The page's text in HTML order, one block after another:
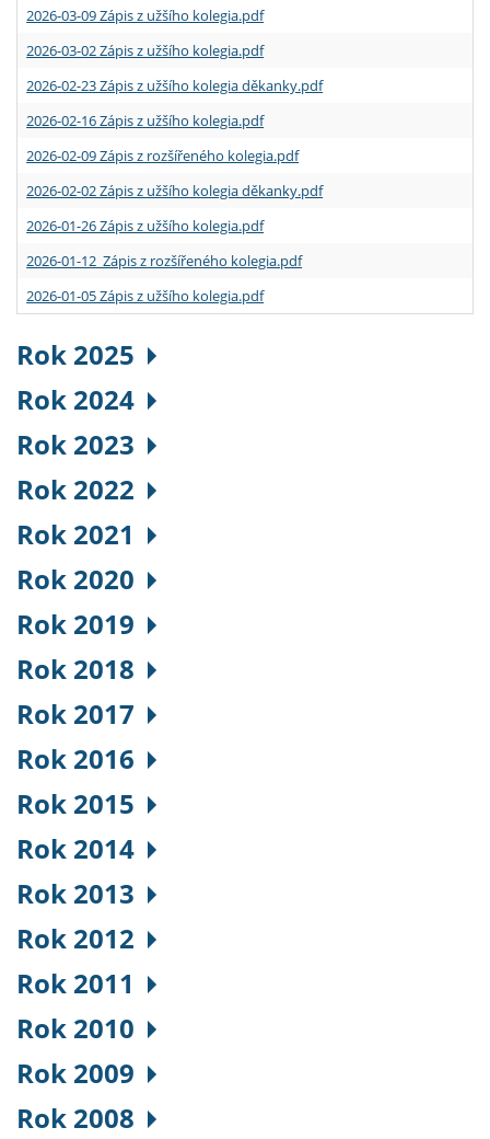
2026-03-09 Zápis z užšího kolegia.pdf
2026-03-02 Zápis z užšího kolegia.pdf
2026-02-23 Zápis z užšího kolegia děkanky.pdf
2026-02-16 Zápis z užšího kolegia.pdf
2026-02-09 Zápis z rozšířeného kolegia.pdf
2026-02-02 Zápis z užšího kolegia děkanky.pdf
2026-01-26 Zápis z užšího kolegia.pdf
2026-01-12 Zápis z rozšířeného kolegia.pdf
2026-01-05 Zápis z užšího kolegia.pdf
Rok 2025
Rok 2024
Rok 2023
Rok 2022
Rok 2021
Rok 2020
Rok 2019
Rok 2018
Rok 2017
Rok 2016
Rok 2015
Rok 2014
Rok 2013
Rok 2012
Rok 2011
Rok 2010
Rok 2009
Rok 2008